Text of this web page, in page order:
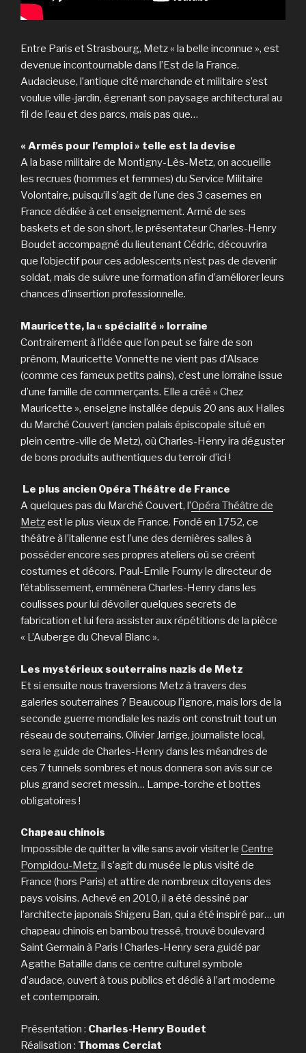
Entre Paris et Strasbourg, Metz « la belle inconnue », est
devenue incontournable dans l’Est de la France.
Audacieuse, l’antique cité marchande et militaire s’est
voulue ville-jardin, égrenant son paysage architectural au
fil de l’eau et des parcs, mais pas que…
« Armés pour l’emploi » telle est la devise
A la base militaire de Montigny-Lès-Metz, on accueille
les recrues (hommes et femmes) du Service Militaire
Volontaire, puisqu’il s’agit de l’une des 3 casernes en
France dédiée à cet enseignement. Armé de ses
baskets et de son short, le présentateur Charles-Henry
Boudet accompagné du lieutenant Cédric, découvrira
que l’objectif pour ces adolescents n’est pas de devenir
soldat, mais de suivre une formation afin d’améliorer leurs
chances d’insertion professionnelle.
Mauricette, la « spécialité » lorraine
Contrairement à l’idée que l’on peut se faire de son
prénom, Mauricette Vonnette ne vient pas d’Alsace
(comme ces fameux petits pains), c’est une lorraine issue
d’une famille de commerçants. Elle a créé « Chez
Mauricette », enseigne installée depuis 20 ans aux Halles
du Marché Couvert (ancien palais épiscopale situé en
plein centre-ville de Metz), où Charles-Henry ira déguster
de bons produits authentiques du terroir d’ici !
Le plus ancien Opéra Théâtre de France
A quelques pas du Marché Couvert, l’Opéra Théâtre de
Metzest le plus vieux de France. Fondé en 1752, ce
théâtre à l’italienne est l’une des dernières salles à
posséder encore ses propres ateliers où se créent
costumes et décors. Paul-Emile Fourny le directeur de
l’établissement, emmènera Charles-Henry dans les
coulisses pour lui dévoiler quelques secrets de
fabrication et lui fera assister aux répétitions de la pièce
« L’Auberge du Cheval Blanc ».
Les mystérieux souterrains nazis de Metz
Et si ensuite nous traversions Metz à travers des
galeries souterraines ? Beaucoup l’ignore, mais lors de la
seconde guerre mondiale les nazis ont construit tout un
réseau de souterrains. Olivier Jarrige, journaliste local,
sera le guide de Charles-Henry dans les méandres de
ces 7 tunnels sombres et nous donnera son avis sur ce
plus grand secret messin… Lampe-torche et bottes
obligatoires !
Chapeau chinois
Impossible de quitter la ville sans avoir visiter le Centre
Pompidou-Metz, il s’agit du musée le plus visité de
France (hors Paris) et attire de nombreux citoyens des
pays voisins. Achevé en 2010, il a été dessiné par
l’architecte japonais Shigeru Ban, qui a été inspiré par… un
chapeau chinois en bambou tressé, trouvé boulevard
Saint Germain à Paris ! Charles-Henry sera guidé par
Agathe Bataille dans ce centre culturel symbole
d’audace, ouvert à tous publics et dédié à l’art moderne
et contemporain.
Présentation : Charles-Henry Boudet
Réalisation : Thomas Cerciat